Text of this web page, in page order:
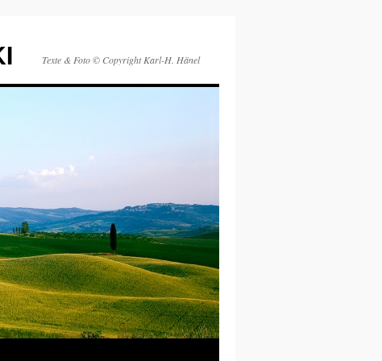
Texte & Foto © Copyright Karl-H. Hänel